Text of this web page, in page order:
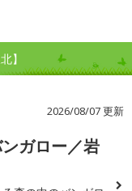
】
2026/08/07 更新
ガロー／岩